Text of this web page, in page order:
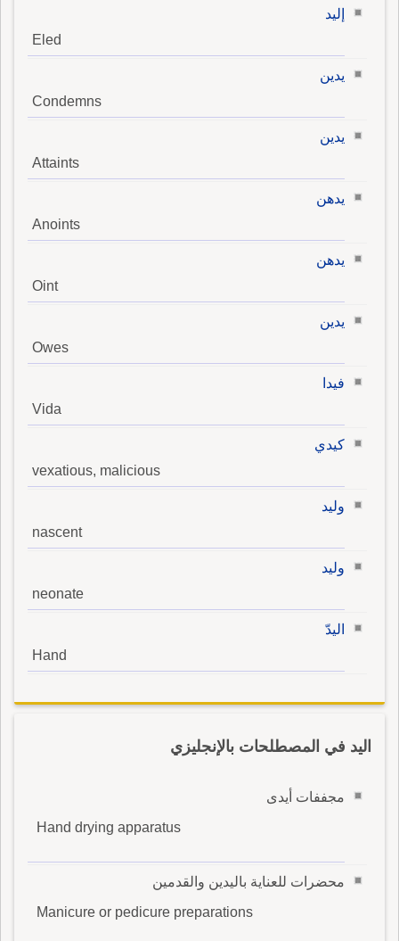
إليد
Eled
يدين
Condemns
يدين
Attaints
يدهن
Anoints
يدهن
Oint
يدين
Owes
فيدا
Vida
كيدي
vexatious, malicious
وليد
nascent
وليد
neonate
اليدّ
Hand
اليد في المصطلحات بالإنجليزي
مجففات أيدى
Hand drying apparatus
محضرات للعناية باليدين والقدمين
Manicure or pedicure preparations